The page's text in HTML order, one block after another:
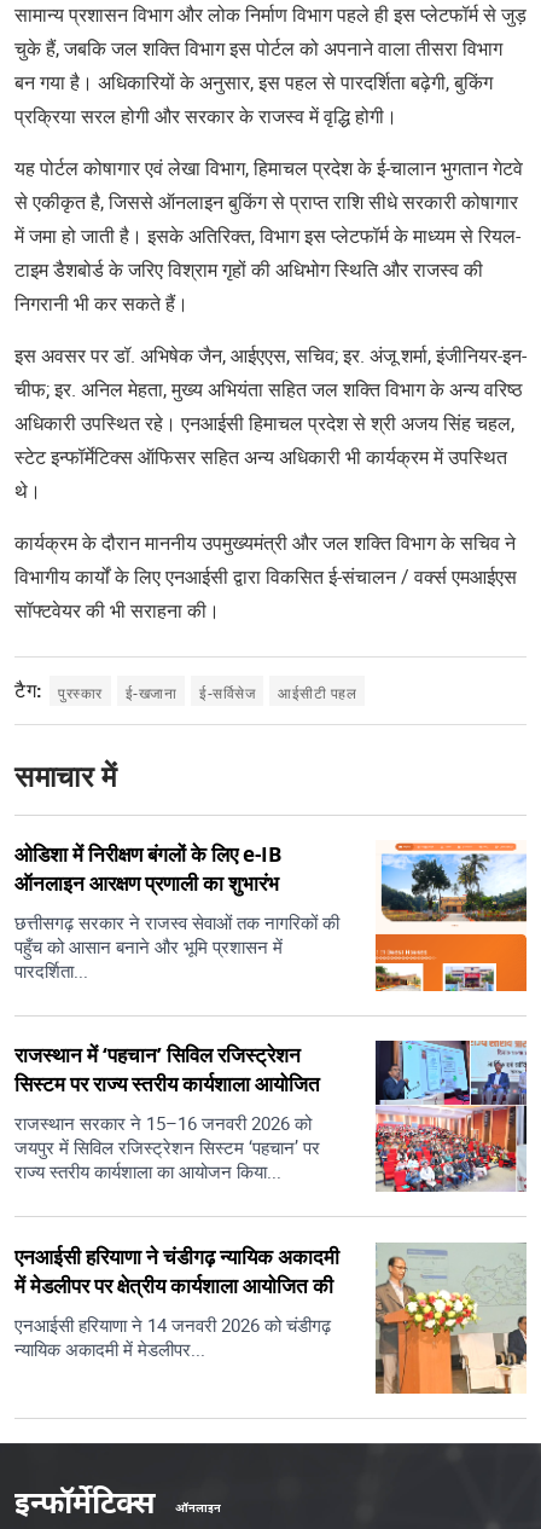
सामान्य प्रशासन विभाग और लोक निर्माण विभाग पहले ही इस प्लेटफॉर्म से जुड़
चुके हैं, जबकि जल शक्ति विभाग इस पोर्टल को अपनाने वाला तीसरा विभाग
बन गया है। अधिकारियों के अनुसार, इस पहल से पारदर्शिता बढ़ेगी, बुकिंग
प्रक्रिया सरल होगी और सरकार के राजस्व में वृद्धि होगी।
यह पोर्टल कोषागार एवं लेखा विभाग, हिमाचल प्रदेश के ई-चालान भुगतान गेटवे
से एकीकृत है, जिससे ऑनलाइन बुकिंग से प्राप्त राशि सीधे सरकारी कोषागार
में जमा हो जाती है। इसके अतिरिक्त, विभाग इस प्लेटफॉर्म के माध्यम से रियल-
टाइम डैशबोर्ड के जरिए विश्राम गृहों की अधिभोग स्थिति और राजस्व की
निगरानी भी कर सकते हैं।
इस अवसर पर डॉ. अभिषेक जैन, आईएएस, सचिव; इर. अंजू शर्मा, इंजीनियर-इन-
चीफ; इर. अनिल मेहता, मुख्य अभियंता सहित जल शक्ति विभाग के अन्य वरिष्ठ
अधिकारी उपस्थित रहे। एनआईसी हिमाचल प्रदेश से श्री अजय सिंह चहल,
स्टेट इन्फॉर्मेटिक्स ऑफिसर सहित अन्य अधिकारी भी कार्यक्रम में उपस्थित
थे।
कार्यक्रम के दौरान माननीय उपमुख्यमंत्री और जल शक्ति विभाग के सचिव ने
विभागीय कार्यों के लिए एनआईसी द्वारा विकसित ई-संचालन / वर्क्स एमआईएस
सॉफ्टवेयर की भी सराहना की।
टैग: पुरस्कार ई-खजाना ई-सर्विसेज आईसीटी पहल
समाचार में
ओडिशा में निरीक्षण बंगलों के लिए e-IB
ऑनलाइन आरक्षण प्रणाली का शुभारंभ
छत्तीसगढ़ सरकार ने राजस्व सेवाओं तक नागरिकों की
पहुँच को आसान बनाने और भूमि प्रशासन में
पारदर्शिता...
राजस्थान में ‘पहचान’ सिविल रजिस्ट्रेशन
सिस्टम पर राज्य स्तरीय कार्यशाला आयोजित
राजस्थान सरकार ने 15–16 जनवरी 2026 को
जयपुर में सिविल रजिस्ट्रेशन सिस्टम ‘पहचान’ पर
राज्य स्तरीय कार्यशाला का आयोजन किया...
एनआईसी हरियाणा ने चंडीगढ़ न्यायिक अकादमी
में मेडलीपर पर क्षेत्रीय कार्यशाला आयोजित की
एनआईसी हरियाणा ने 14 जनवरी 2026 को चंडीगढ़
न्यायिक अकादमी में मेडलीपर...